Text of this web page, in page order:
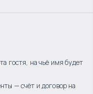
гостя, на чьё имя будет
— счёт и договор на